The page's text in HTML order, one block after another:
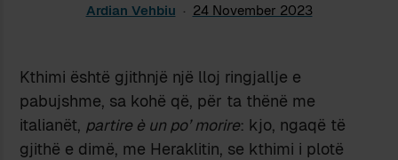
Ardian Vehbiu 24 November 2023
Kthimi është gjithnjë një lloj ringjallje e
pabujshme, sa kohë që, për ta thënë me
italianët, partire è un po’ morire: kjo, ngaqë të
gjithë e dimë, me Heraklitin, se kthimi i plotë